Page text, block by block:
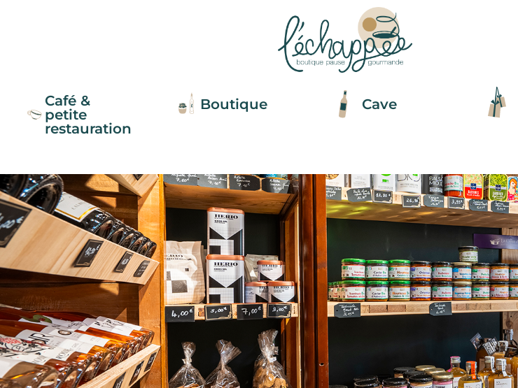
Café &
petite
restauration
Boutique Cave